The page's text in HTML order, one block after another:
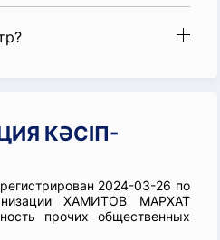
КӘСІП-
2024-03-26 по
ХАМИТОВ МАРХАТ
прочих общественных